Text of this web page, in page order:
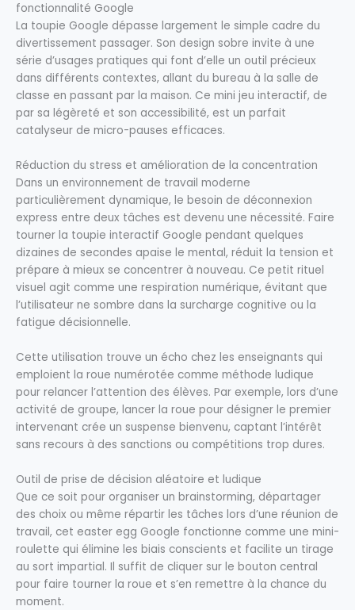
fonctionnalité Google
La toupie Google dépasse largement le simple cadre du
divertissement passager. Son design sobre invite à une
série d’usages pratiques qui font d’elle un outil précieux
dans différents contextes, allant du bureau à la salle de
classe en passant par la maison. Ce mini jeu interactif, de
par sa légèreté et son accessibilité, est un parfait
catalyseur de micro-pauses efficaces.
Réduction du stress et amélioration de la concentration
Dans un environnement de travail moderne
particulièrement dynamique, le besoin de déconnexion
express entre deux tâches est devenu une nécessité. Faire
tourner la toupie interactif Google pendant quelques
dizaines de secondes apaise le mental, réduit la tension et
prépare à mieux se concentrer à nouveau. Ce petit rituel
visuel agit comme une respiration numérique, évitant que
l’utilisateur ne sombre dans la surcharge cognitive ou la
fatigue décisionnelle.
Cette utilisation trouve un écho chez les enseignants qui
emploient la roue numérotée comme méthode ludique
pour relancer l’attention des élèves. Par exemple, lors d’une
activité de groupe, lancer la roue pour désigner le premier
intervenant crée un suspense bienvenu, captant l’intérêt
sans recours à des sanctions ou compétitions trop dures.
Outil de prise de décision aléatoire et ludique
Que ce soit pour organiser un brainstorming, départager
des choix ou même répartir les tâches lors d’une réunion de
travail, cet easter egg Google fonctionne comme une mini-
roulette qui élimine les biais conscients et facilite un tirage
au sort impartial. Il suffit de cliquer sur le bouton central
pour faire tourner la roue et s’en remettre à la chance du
moment.